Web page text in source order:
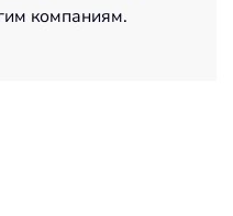
компаниям.